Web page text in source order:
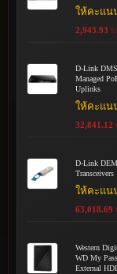
ให้คะแ
2,943.93
D-Link
Managed
Uplinks
ให้คะแ
32,841.12
D-Link
Transceivers
ให้คะแ
63,018.69
Western
WD My
External